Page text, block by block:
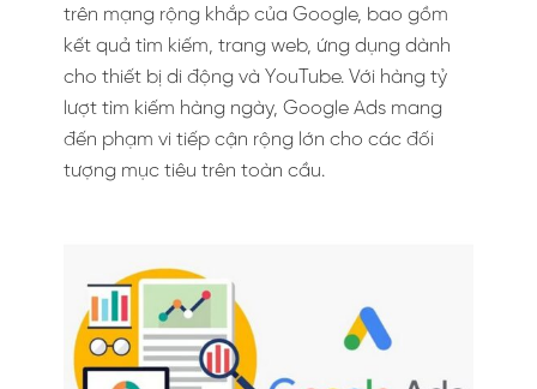
trên mạng rộng khắp của Google, bao gồm
kết quả tìm kiếm, trang web, ứng dụng dành
cho thiết bị di động và YouTube. Với hàng tỷ
lượt tìm kiếm hàng ngày, Google Ads mang
đến phạm vi tiếp cận rộng lớn cho các đối
tượng mục tiêu trên toàn cầu.